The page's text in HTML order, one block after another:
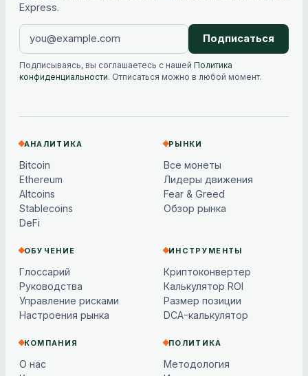
Express.
Подписаться
Подписываясь, вы соглашаетесь с нашей Политика
конфиденциальности. Отписаться можно в любой момент.
АНАЛИТИКА
Bitcoin
Ethereum
Altcoins
Stablecoins
DeFi
РЫНКИ
Все монеты
Лидеры движения
Fear & Greed
Обзор рынка
ОБУЧЕНИЕ
Глоссарий
Руководства
Управление рисками
Настроения рынка
ИНСТРУМЕНТЫ
Криптоконвертер
Калькулятор ROI
Размер позиции
DCA-калькулятор
КОМПАНИЯ
О нас
ПОЛИТИКА
Методология